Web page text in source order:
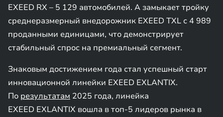
EXEED RX – 5 129 автомобилей. А замыкает тройку
среднеразмерный внедорожник EXEED TXL с 4 989
проданными единицами, что демонстрирует
стабильный спрос на премиальный сегмент.
Знаковым достижением года стал успешный старт
инновационной линейки EXEED EXLANTIX.
По результатам 2025 года, линейка
EXEED EXLANTIX вошла в топ-5 лидеров рынка в